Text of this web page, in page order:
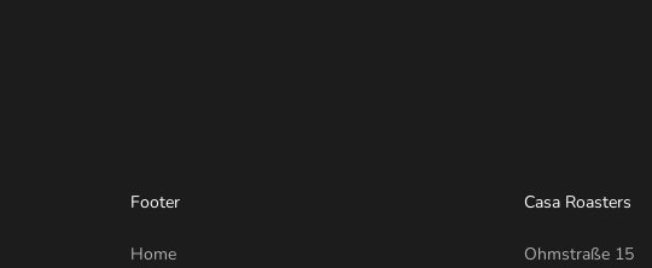
Footer
Home
Casa Roasters
Ohmstraße 15